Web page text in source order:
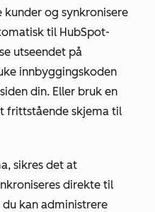
og synkronisere
til HubSpot-
utseendet på
innbyggingskoden
din. Eller bruk en
frittstående skjema til
sikres det at
direkte til
kan administrere